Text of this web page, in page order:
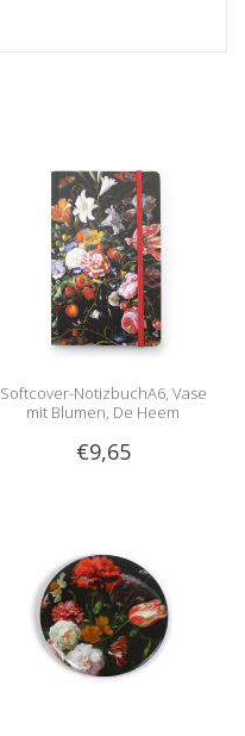
Softcover-NotizbuchA6, Vase
mit Blumen, De Heem
€9,65